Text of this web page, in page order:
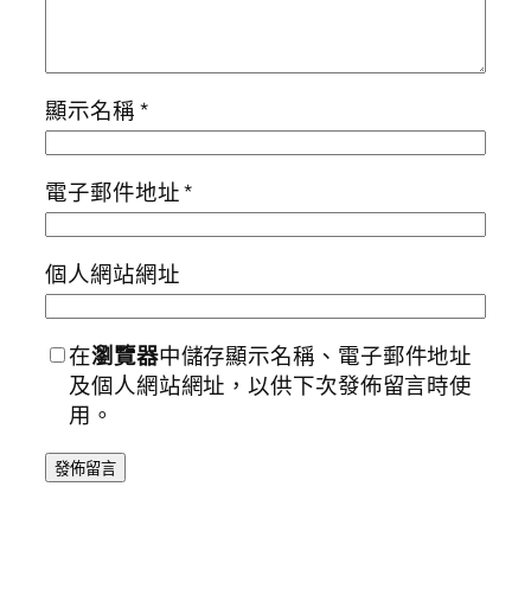
顯示名稱*
電子郵件地址*
個人網站網址
在瀏覽器中儲存顯示名稱、電子郵件地址
及個人網站網址，以供下次發佈留言時使
用。